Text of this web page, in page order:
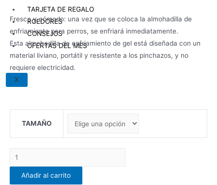
TARJETA DE REGALO
ROEDORES
CONSEJOS
OFERTAS DEL MES
X
₡ 12.650,00
hasta
₡ 21.050,00
Fresco y cómodo: una vez que se coloca la almohadilla de
enfriamiento para perros, se enfriará inmediatamente.
Esta almohadilla de enfriamiento de gel está diseñada con un
material liviano, portátil y resistente a los pinchazos, y no
requiere electricidad.
TAMAÑO
Manta
de
enfriamiento
Añadir al carrito